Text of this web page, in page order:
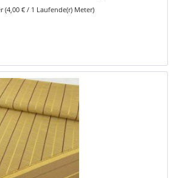
(4,00 € / 1 Laufende(r) Meter)